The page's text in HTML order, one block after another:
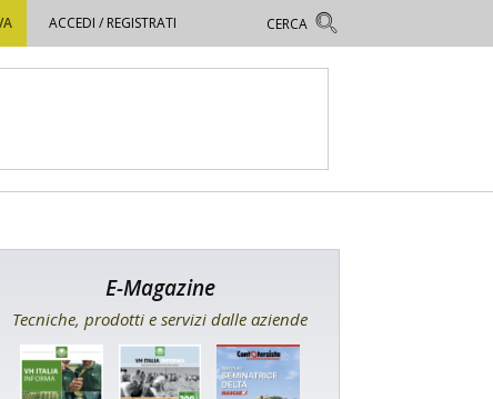
ACCEDI / REGISTRATI
E-Magazine
Tecniche, prodotti e servizi dalle aziende